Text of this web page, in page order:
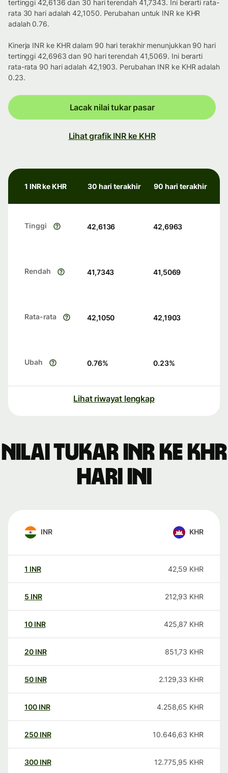
tertinggi 42,6136 dan 30 hari terendah 41,7343. Ini berarti rata-
rata 30 hari adalah 42,1050. Perubahan untuk INR ke KHR
adalah 0.76.
Kinerja INR ke KHR dalam 90 hari terakhir menunjukkan 90 hari
tertinggi 42,6963 dan 90 hari terendah 41,5069. Ini berarti
rata-rata 90 hari adalah 42,1903. Perubahan INR ke KHR adalah
0.23.
Lacak nilai tukar pasar
Lihat grafik INR ke KHR
1 INR ke KHR 30 hari terakhir 90 hari terakhir
Tinggi 42,6136 42,6963
Rendah 41,7343 41,5069
Rata-rata 42,1050 42,1903
Ubah 0.76% 0.23%
Lihat riwayat lengkap
Nilai tukar INR ke KHR
hari ini
INR KHR
1 INR 42,59 KHR
5 INR 212,93 KHR
10 INR 425,87 KHR
20 INR 851,73 KHR
50 INR 2.129,33 KHR
100 INR 4.258,65 KHR
250 INR 10.646,63 KHR
300 INR 12.775,95 KHR